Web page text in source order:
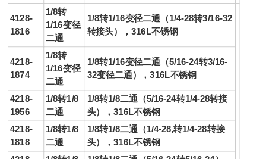
4128-
1816
1/8转
1/16变径
二通
1/8转1/16变径二通 （1/4-28转3/16-32
转接头），316L不锈钢
4218-
1874
1/8转
1/16变径
二通
1/8转1/16变径二通 （5/16-24转3/16-
32变径二通），316L不锈钢
4218-
1956
1/8转1/8
二通
1/8转1/8二通（5/16-24转1/4-28转接
头），316L不锈钢
4218-
1818
1/8转1/8
二通
1/8转1/8二通（1/4-28,转1/4-28转接
头），316L不锈钢